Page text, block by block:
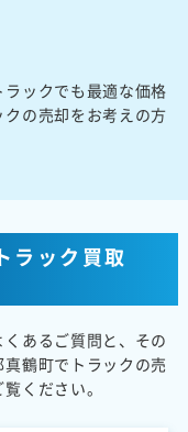
ックでも最適な価格
の売却をお考えの方
ラック買取
あるご質問と、その
鶴町でトラックの売
ください。